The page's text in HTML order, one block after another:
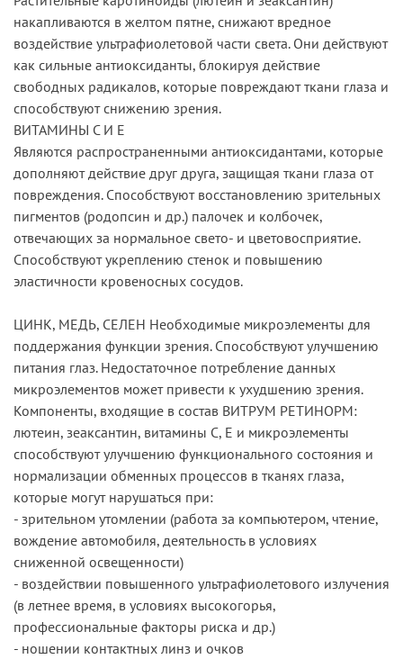
накапливаются в желтом пятне, снижают вредное
воздействие ультрафиолетовой части света. Они действуют
как сильные антиоксиданты, блокируя действие
свободных радикалов, которые повреждают ткани глаза и
способствуют снижению зрения.
ВИТАМИНЫ С И Е
Являются распространенными антиоксидантами, которые
дополняют действие друг друга, защищая ткани глаза от
повреждения. Способствуют восстановлению зрительных
пигментов (родопсин и др.) палочек и колбочек,
отвечающих за нормальное свето- и цветовосприятие.
Способствуют укреплению стенок и повышению
эластичности кровеносных сосудов.
ЦИНК, МЕДЬ, СЕЛЕН Необходимые микроэлементы для
поддержания функции зрения. Способствуют улучшению
питания глаз. Недостаточное потребление данных
микроэлементов может привести к ухудшению зрения.
Компоненты, входящие в состав ВИТРУМ РЕТИНОРМ:
лютеин, зеаксантин, витамины С, Е и микроэлементы
способствуют улучшению функционального состояния и
нормализации обменных процессов в тканях глаза,
которые могут нарушаться при:
- зрительном утомлении (работа за компьютером, чтение,
вождение автомобиля, деятельность в условиях
сниженной освещенности)
- воздействии повышенного ультрафиолетового излучения
(в летнее время, в условиях высокогорья,
профессиональные факторы риска и др.)
- ношении контактных линз и очков